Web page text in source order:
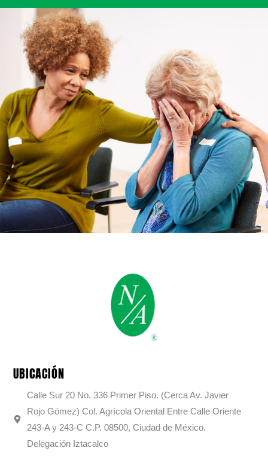
UBICACIÓN
Calle Sur 20 No. 336 Primer Piso. (Cerca Av. Javier
Rojo Gómez) Col. Agrícola Oriental Entre Calle Oriente
243-A y 243-C C.P. 08500, Ciudad de México.
Delegación Iztacalco